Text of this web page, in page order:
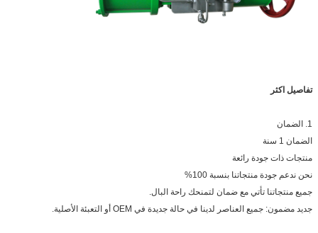
تفاصيل اكثر
1. الضمان
الضمان 1 سنة
منتجات ذات جودة رائعة
نحن ندعم جودة منتجاتنا بنسبة 100%
جميع منتجاتنا تأتي مع ضمان لتمنحك راحة البال.
جديد مضمون: جميع العناصر لدينا في حالة جديدة في OEM أو التعبئة الأصلية.